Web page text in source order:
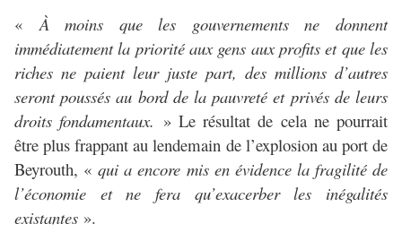
« À moins que les gouvernements ne donnent
immédiatement la priorité aux gens aux profits et que les
riches ne paient leur juste part, des millions d’autres
seront poussés au bord de la pauvreté et privés de leurs
droits fondamentaux. » Le résultat de cela ne pourrait
être plus frappant au lendemain de l’explosion au port de
Beyrouth, «qui a encore mis en évidence la fragilité de
l’économie et ne fera qu’exacerber les inégalités
existantes ».